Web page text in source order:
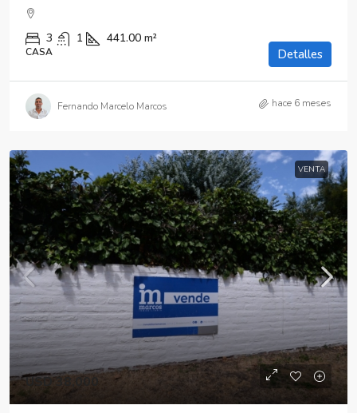
3 1 441.00 m²
CASA Detalles
Fernando Marcelo Marcos hace 6 meses
VENTA
USD 38,000